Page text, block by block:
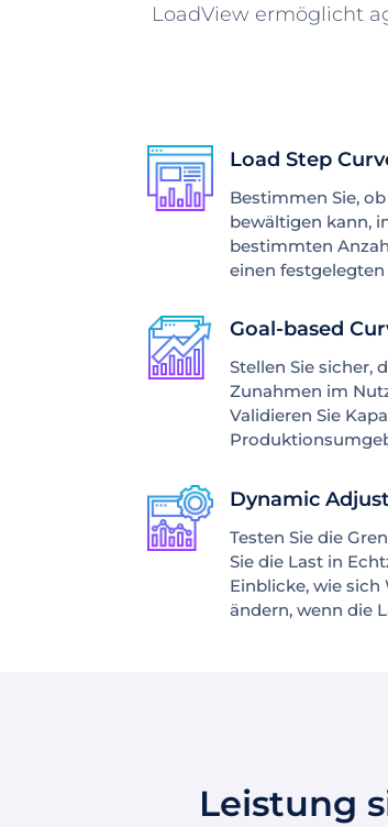
LoadView ermöglicht
Load Step
Bestimmen Sie,
bewältigen kann,
bestimmten
einen
Goal-based
Stellen Sie sicher,
Zunahmen im
Validieren Sie
Dynamic
Testen Sie die
Sie die Last in
Einblicke, wie
ändern, wenn die
Leistung